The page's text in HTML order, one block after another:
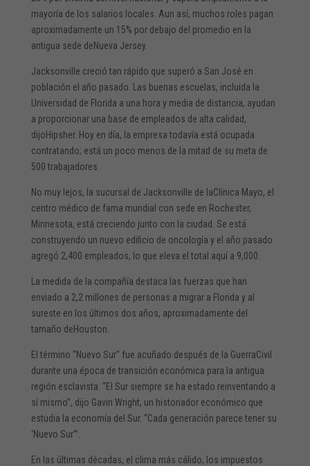
mayoría de los salarios locales. Aun así, muchos roles pagan
aproximadamente un 15% por debajo del promedio en la
antigua sede deNueva Jersey.
Jacksonville creció tan rápido que superó a San José en
población el año pasado. Las buenas escuelas, incluida la
Universidad de Florida a una hora y media de distancia, ayudan
a proporcionar una base de empleados de alta calidad,
dijoHipsher. Hoy en día, la empresa todavía está ocupada
contratando; está un poco menos de la mitad de su meta de
500 trabajadores.
No muy lejos, la sucursal de Jacksonville de laClínica Mayo, el
centro médico de fama mundial con sede en Rochester,
Minnesota, está creciendo junto con la ciudad. Se está
construyendo un nuevo edificio de oncología y el año pasado
agregó 2,400 empleados, lo que eleva el total aquí a 9,000.
La medida de la compañía destaca las fuerzas que han
enviado a 2,2 millones de personas a migrar a Florida y al
sureste en los últimos dos años, aproximadamente del
tamaño deHouston.
El término “Nuevo Sur” fue acuñado después de la GuerraCivil
durante una época de transición económica para la antigua
región esclavista. “El Sur siempre se ha estado reinventando a
sí mismo”, dijo Gavin Wright, un historiador económico que
estudia la economía del Sur. “Cada generación parece tener su
‘Nuevo Sur’”.
En las últimas décadas, el clima más cálido, los impuestos